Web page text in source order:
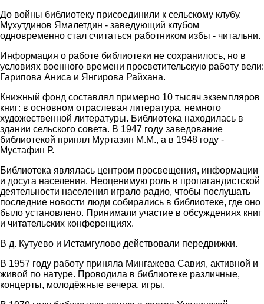
До войны библиотеку присоединили к сельскому клубу.
Мухутдинов Ямалетдин - заведующий клубом
одновременно стал считаться работником избы - читальни.
Информация о работе библиотеки не сохранилось, но в
условиях военного времени просветительскую работу вели:
Гарипова Аниса и Янгирова Райхана.
Книжный фонд составлял примерно 10 тысяч экземпляров
книг: в основном отраслевая литература, немного
художественной литературы. Библиотека находилась в
здании сельского совета. В 1947 году заведование
библиотекой принял Муртазин М.М., а в 1948 году -
Мустафин Р.
Библиотека являлась центром просвещения, информации
и досуга населения. Неоценимую роль в пропагандистской
деятельности населения играло радио, чтобы послушать
последние новости люди собирались в библиотеке, где оно
было установлено. Принимали участие в обсуждениях книг
и читательских конференциях.
В д. Кутуево и Истамгулово действовали передвижки.
В 1957 году работу приняла Мингажева Савия, активной и
живой по натуре. Проводила в библиотеке различные,
концерты, молодёжные вечера, игры.